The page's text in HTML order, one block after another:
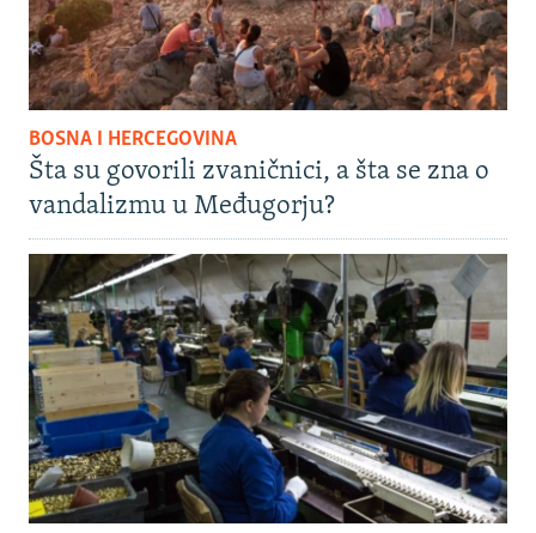
BOSNA I HERCEGOVINA
Šta su govorili zvaničnici, a šta se zna o
vandalizmu u Međugorju?